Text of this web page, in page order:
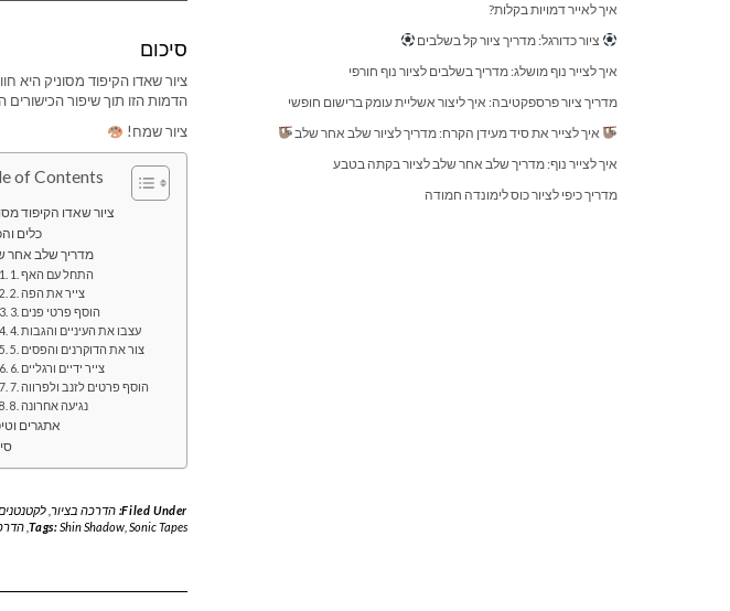
סיכום
הדמות הזו תוך שיפור
ציור שמח!
of Contents
ציור שאדו הקיפוד
כלים
מדריך שלב אחר
1. התחל עם האף
2. צייר את הפה
3. הוסף פרטי פנים
4. עצבו את העיניים והגבות
5. צור את הדוקרנים והפסים
6. צייר ידיים ורגליים
7. הוסף פרטים לזנב ולפרווה
8. נגיעה אחרונה
אתגרים
Filed Under: הדרכה בציור,
Tags:Shin Shadow Sonic Tapes
,
איך לאייר דמויות בקלות?
ציור כדורגל: מדריך ציור קל בשלבים
איך לצייר נוף מושלג: מדריך בשלבים לציור נוף חורפי
מדריך ציור פרספקטיבה: איך ליצור אשליית עומק ברישום חופשי
איך לצייר את סיד מעידן הקרח: מדריך לציור שלב אחר שלב
איך לצייר נוף: מדריך שלב אחר שלב לציור בקתה בטבע
מדריך כיפי לציור כוס לימונדה חמודה